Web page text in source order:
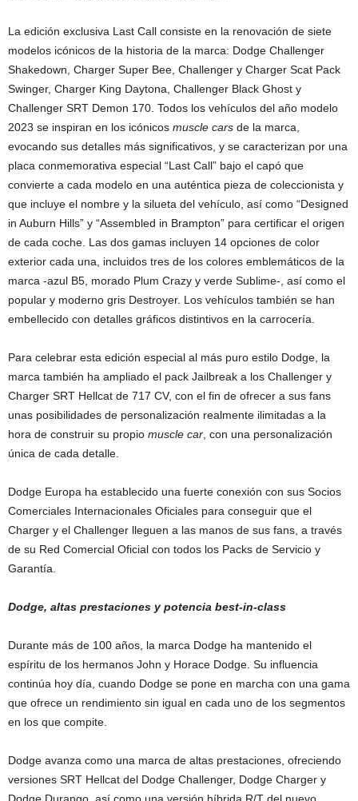
La edición exclusiva Last Call consiste en la renovación de siete
modelos icónicos de la historia de la marca: Dodge Challenger
Shakedown, Charger Super Bee, Challenger y Charger Scat Pack
Swinger, Charger King Daytona, Challenger Black Ghost y
Challenger SRT Demon 170. Todos los vehículos del año modelo
2023 se inspiran en los icónicos muscle cars de la marca,
evocando sus detalles más significativos, y se caracterizan por una
placa conmemorativa especial “Last Call” bajo el capó que
convierte a cada modelo en una auténtica pieza de coleccionista y
que incluye el nombre y la silueta del vehículo, así como “Designed
in Auburn Hills” y “Assembled in Brampton” para certificar el origen
de cada coche. Las dos gamas incluyen 14 opciones de color
exterior cada una, incluidos tres de los colores emblemáticos de la
marca -azul B5, morado Plum Crazy y verde Sublime-, así como el
popular y moderno gris Destroyer. Los vehículos también se han
embellecido con detalles gráficos distintivos en la carrocería.
Para celebrar esta edición especial al más puro estilo Dodge, la
marca también ha ampliado el pack Jailbreak a los Challenger y
Charger SRT Hellcat de 717 CV, con el fin de ofrecer a sus fans
unas posibilidades de personalización realmente ilimitadas a la
hora de construir su propio muscle car , con una personalización
única de cada detalle.
Dodge Europa ha establecido una fuerte conexión con sus Socios
Comerciales Internacionales Oficiales para conseguir que el
Charger y el Challenger lleguen a las manos de sus fans, a través
de su Red Comercial Oficial con todos los Packs de Servicio y
Garantía.
Dodge, altas prestaciones y potencia best-in-class
Durante más de 100 años, la marca Dodge ha mantenido el
espíritu de los hermanos John y Horace Dodge. Su influencia
continúa hoy día, cuando Dodge se pone en marcha con una gama
que ofrece un rendimiento sin igual en cada uno de los segmentos
en los que compite.
Dodge avanza como una marca de altas prestaciones, ofreciendo
versiones SRT Hellcat del Dodge Challenger, Dodge Charger y